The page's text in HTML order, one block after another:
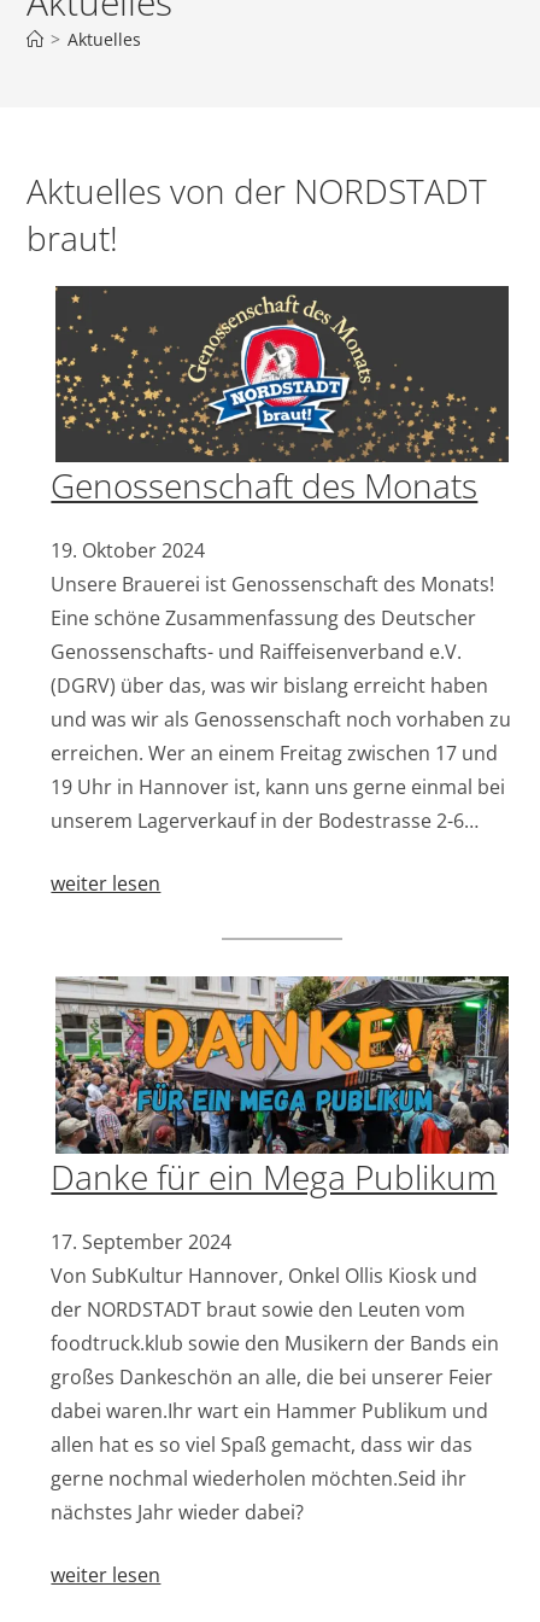
> Aktuelles
Aktuelles von der NORDSTADT
braut!
Genossenschaft des Monats
19. Oktober 2024
Unsere Brauerei ist Genossenschaft des Monats!
Eine schöne Zusammenfassung des Deutscher
Genossenschafts- und Raiffeisenverband e.V.
(DGRV) über das, was wir bislang erreicht haben
und was wir als Genossenschaft noch vorhaben zu
erreichen. Wer an einem Freitag zwischen 17 und
19 Uhr in Hannover ist, kann uns gerne einmal bei
unserem Lagerverkauf in der Bodestrasse 2-6…
weiter lesen
Danke für ein Mega Publikum
17. September 2024
Von SubKultur Hannover, Onkel Ollis Kiosk und
der NORDSTADT braut sowie den Leuten vom
foodtruck.klub sowie den Musikern der Bands ein
großes Dankeschön an alle, die bei unserer Feier
dabei waren.Ihr wart ein Hammer Publikum und
allen hat es so viel Spaß gemacht, dass wir das
gerne nochmal wiederholen möchten.Seid ihr
nächstes Jahr wieder dabei?
weiter lesen